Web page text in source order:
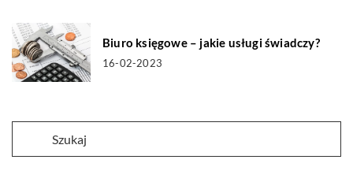
Biuro księgowe – jakie usługi świadczy?
16-02-2023